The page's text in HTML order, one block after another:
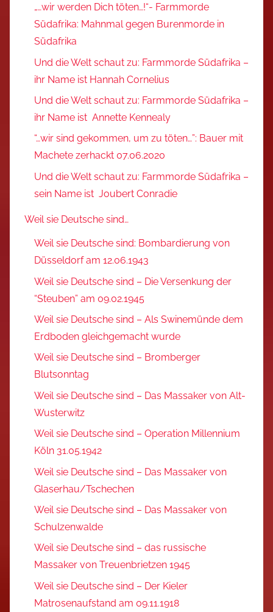
„…wir werden Dich töten…!“- Farmmorde
Südafrika: Mahnmal gegen Burenmorde in
Südafrika
Und die Welt schaut zu: Farmmorde Südafrika –
ihr Name ist Hannah Cornelius
Und die Welt schaut zu: Farmmorde Südafrika –
ihr Name ist Annette Kennealy
“…wir sind gekommen, um zu töten…”: Bauer mit
Machete zerhackt 07.06.2020
Und die Welt schaut zu: Farmmorde Südafrika –
sein Name ist Joubert Conradie
Weil sie Deutsche sind…
Weil sie Deutsche sind: Bombardierung von
Düsseldorf am 12.06.1943
Weil sie Deutsche sind – Die Versenkung der
“Steuben” am 09.02.1945
Weil sie Deutsche sind – Als Swinemünde dem
Erdboden gleichgemacht wurde
Weil sie Deutsche sind – Bromberger
Blutsonntag
Weil sie Deutsche sind – Das Massaker von Alt-
Wusterwitz
Weil sie Deutsche sind – Operation Millennium
Köln 31.05.1942
Weil sie Deutsche sind – Das Massaker von
Glaserhau/Tschechen
Weil sie Deutsche sind – Das Massaker von
Schulzenwalde
Weil sie Deutsche sind – das russische
Massaker von Treuenbrietzen 1945
Weil sie Deutsche sind – Der Kieler
Matrosenaufstand am 09.11.1918